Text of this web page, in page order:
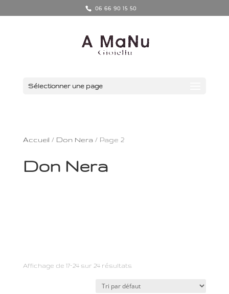
06 66 90 15 50
Sélectionner une page
Accueil / Don Nera/ Page 2
Don Nera
Affichage de 17–24 sur 24 résultats